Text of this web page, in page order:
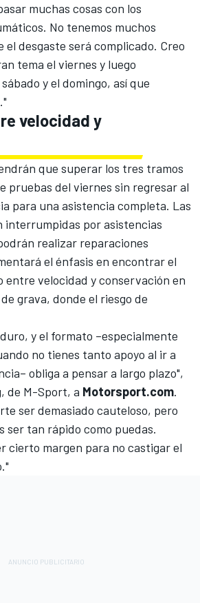
muchas cosas con los
No tenemos muchos
el desgaste será complicado. Creo
tema el viernes y luego
y el domingo, así que
velocidad y
que superar los tres tramos
pruebas del viernes sin regresar al
para una asistencia completa. Las
interrumpidas por asistencias
realizar reparaciones
el énfasis en encontrar el
entre velocidad y conservación en
grava, donde el riesgo de
y el formato –especialmente
no tienes tanto apoyo al ir a
obliga a pensar a largo plazo",
, de M-Sport, a Motorsport.com.
ser demasiado cauteloso, pero
ser tan rápido como puedas.
cierto margen para no castigar el